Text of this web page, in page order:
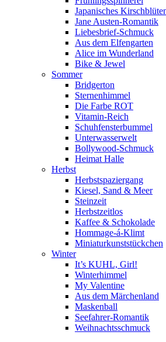
Japanisches
Jane Austen-Romantik
Liebesbrief-Schmuck
Aus dem Elfengarten
Alice im Wunderland
Bike & Jewel
Sommer
Bridgerton
Sternenhimmel
Die Farbe ROT
Vitamin-Reich
Schuhfensterbummel
Unterwasserwelt
Bollywood-Schmuck
Heimat Halle
Herbst
Herbstspaziergang
Kiesel, Sand & Meer
Steinzeit
Herbstzeitlos
Kaffee & Schokolade
Hommage-á-Klimt
Miniaturkunststückchen
Winter
It’s KUHL, Girl!
Winterhimmel
My Valentine
Aus dem Märchenland
Maskenball
Seefahrer-Romantik
Weihnachtsschmuck